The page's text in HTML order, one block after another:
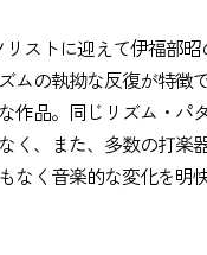
ストに迎えて伊福部昭
ムの執拗な反復が特徴
作品。同じリズム・パ
く、また、多数の打楽
なく音楽的な変化を明